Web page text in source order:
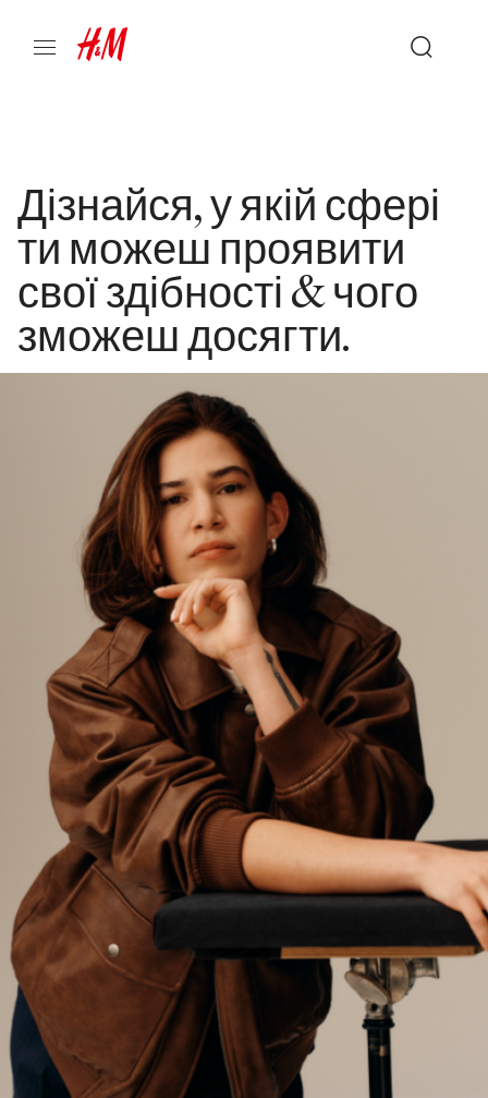
Дізнайся, у якій сфері
ти можеш проявити
свої здібності & чого
зможеш досягти.